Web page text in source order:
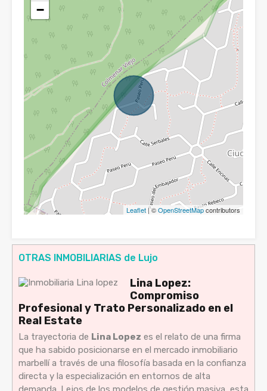
−
Leaflet | ©OpenStreetMapcontributors
OTRAS INMOBILIARIAS de Lujo
Lina Lopez:
Compromiso
Profesional y Trato Personalizado en el
Real Estate
La trayectoria de Lina Lopez es el relato de una firma
que ha sabido posicionarse en el mercado inmobiliario
marbellí a través de una filosofía basada en la confianza
directa y la especialización en entornos de alta